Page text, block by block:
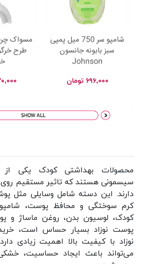
شامپو سر 750 میل پمپی
سبز بابونه جانسون
Johnson
۶۹۶,۰۰۰ تومان
مسواک
طرح
محصولات بهداشتی کودک یکی
سیسمونی هستند که تاثیر مستقیم روی
دارند. این دسته شامل وسایلی مثل
کرم سوختگی و محافظ پوست، شامپو
کودک، لوسیون بدن، روغن ماساژ و
پوست نوزاد بسیار حساس است،
نوزاد با کیفیت بالا اهمیت زیادی
می‌تواند باعث ایجاد حساسیت،